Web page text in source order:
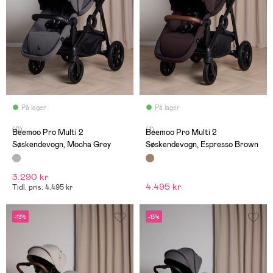
På lager
(0)
Beemoo Pro Multi 2
Søskendevogn, Mocha Grey
3.290 kr
Tidl. pris: 4.495 kr
På lager
(1)
Beemoo Pro Multi 2
Søskendevogn, Espresso Brown
4.495 kr
-13% -13%